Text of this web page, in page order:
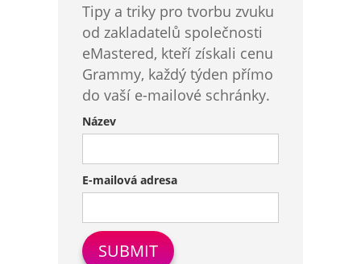
Tipy a triky pro tvorbu zvuku
od zakladatelů společnosti
eMastered, kteří získali cenu
Grammy, každý týden přímo
do vaší e-mailové schránky.
Název
E-mailová adresa